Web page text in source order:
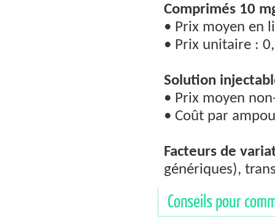
Comprimés 10
• Prix moyen en
• Prix unitaire :
Solution
• Prix moyen
• Coût par
Facteurs de
génériques),
Conseils pour